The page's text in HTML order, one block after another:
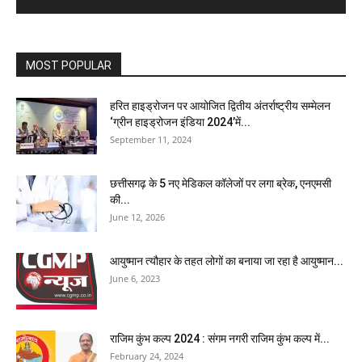
MOST POPULAR
हरित हाइड्रोजन पर आयोजित द्वितीय अंतर्राष्ट्रीय सम्मेलन
‘ग्रीन हाइड्रोजन इंडिया 2024’में...
September 11, 2024
छत्तीसगढ़ के 5 नए मेडिकल कॉलेजों पर लगा ब्रेक, एनएमसी
की...
June 12, 2026
आयुष्मान त्यौहार के तहत लोगों का बनाया जा रहा है आयुष्मान...
June 6, 2023
राजिम कुंभ कल्प 2024 : संगम नगरी राजिम कुंभ कल्प में...
February 24, 2024